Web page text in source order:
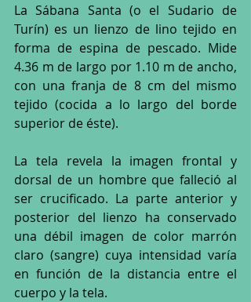
La Sábana Santa (o el Sudario de
Turín) es un lienzo de lino tejido en
forma de espina de pescado. Mide
4.36 m de largo por 1.10 m de ancho,
con una franja de 8 cm del mismo
tejido (cocida a lo largo del borde
superior de éste).
La tela revela la imagen frontal y
dorsal de un hombre que falleció al
ser crucificado. La parte anterior y
posterior del lienzo ha conservado
una débil imagen de color marrón
claro (sangre) cuya intensidad varía
en función de la distancia entre el
cuerpo y la tela.